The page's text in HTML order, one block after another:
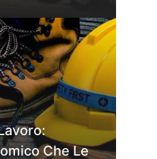
Che Le